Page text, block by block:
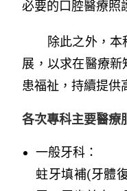
必要的口腔醫療照
除此之外，本
展，以求在醫療
患福祉，持續提供
各次專科主要醫療
一般牙科：
蛀牙填補(牙體